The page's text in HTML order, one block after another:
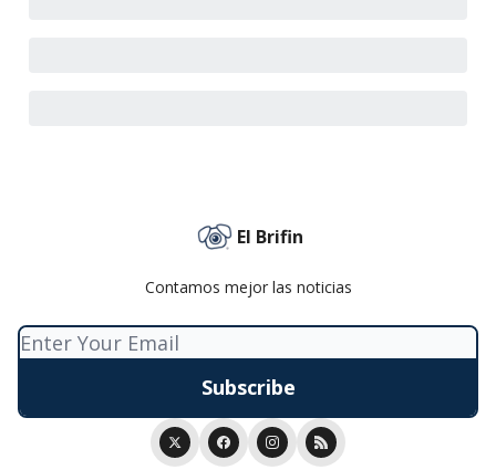
El Brifin
Contamos mejor las noticias